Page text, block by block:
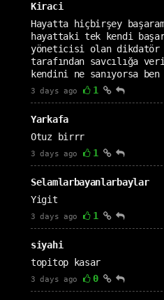
Kiraci
Hayatta hiçbirşey
hayattaki tek kendi
yöneticisi olan dikdatör
tarafından savcılığa
kendini ne sanıyorsa
3 days ago 1
Yarkafa
Otuz birrr
3 days ago 1
Selamlarbayanlarbaylar
Yigit
3 days ago 1
siyahi
topitop kasar
3 days ago 0